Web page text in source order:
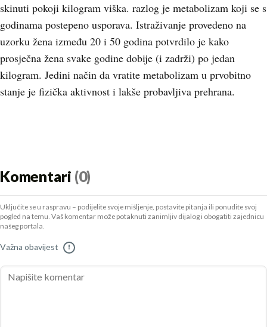
skinuti pokoji kilogram viška. razlog je metabolizam koji se s
godinama postepeno usporava. Istraživanje provedeno na
uzorku žena između 20 i 50 godina potvrdilo je kako
prosječna žena svake godine dobije (i zadrži) po jedan
kilogram. Jedini način da vratite metabolizam u prvobitno
stanje je fizička aktivnost i lakše probavljiva prehrana.
Komentari (0)
Uključite se u raspravu – podijelite svoje mišljenje, postavite pitanja ili ponudite svoj
pogled na temu. Vaš komentar može potaknuti zanimljiv dijalog i obogatiti zajednicu
našeg portala.
Važna obavijest !